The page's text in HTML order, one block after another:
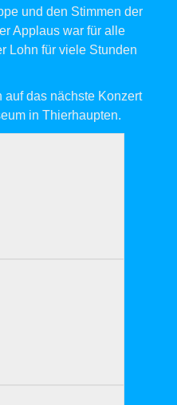
und den Stimmen der
Applaus war für alle
Lohn für viele Stunden
auf das nächste Konzert
in Thierhaupten.